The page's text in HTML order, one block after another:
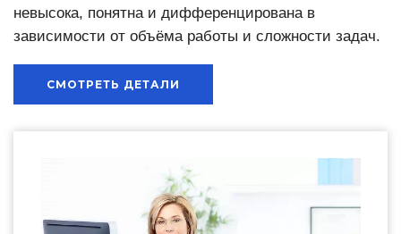
невысока, понятна и дифференцирована в
зависимости от объёма работы и сложности задач.
СМОТРЕТЬ ДЕТАЛИ